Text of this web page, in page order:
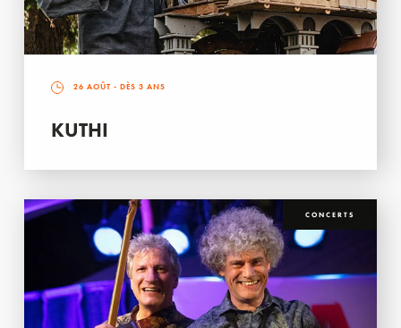
26 AOÛT - DÈS 3 ANS
KUTHI
CONCERTS